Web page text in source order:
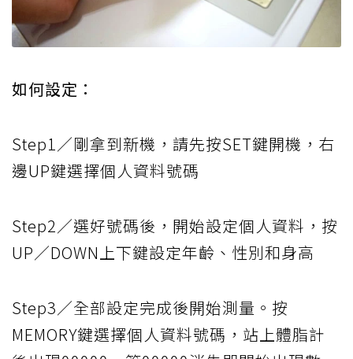
如何設定：
Step1／剛拿到新機，請先按SET鍵開機，右
邊UP鍵選擇個人資料號碼
Step2／選好號碼後，開始設定個人資料，按
UP／DOWN上下鍵設定年齡、性別和身高
Step3／全部設定完成後開始測量。按
MEMORY鍵選擇個人資料號碼，站上體脂計